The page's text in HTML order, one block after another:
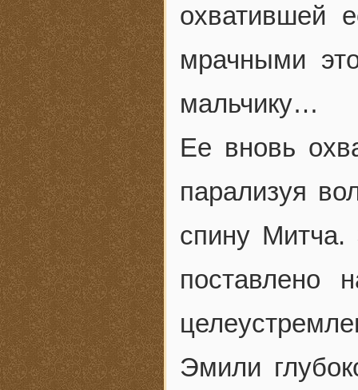
охватившей
мрачными
мальчику…
Ее вновь
парализуя
спину Митча.
поставлено
Эмили